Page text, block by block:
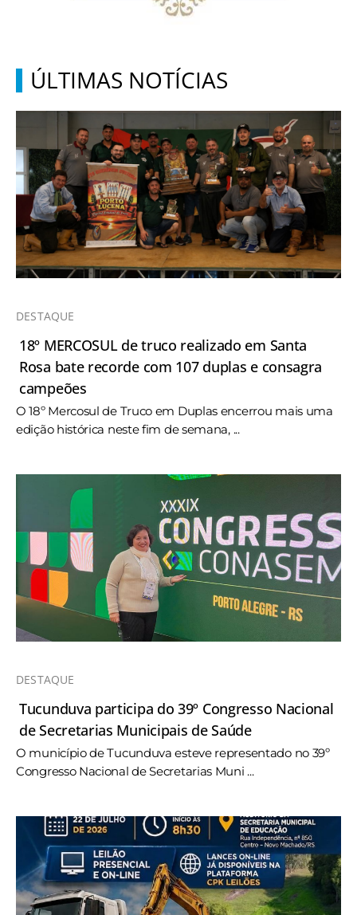
ÚLTIMAS NOTÍCIAS
DESTAQUE
18º MERCOSUL de truco realizado em Santa
Rosa bate recorde com 107 duplas e consagra
campeões
O 18º Mercosul de Truco em Duplas encerrou mais uma
edição histórica neste fim de semana, ...
DESTAQUE
Tucunduva participa do 39º Congresso Nacional
de Secretarias Municipais de Saúde
O município de Tucunduva esteve representado no 39º
Congresso Nacional de Secretarias Muni ...